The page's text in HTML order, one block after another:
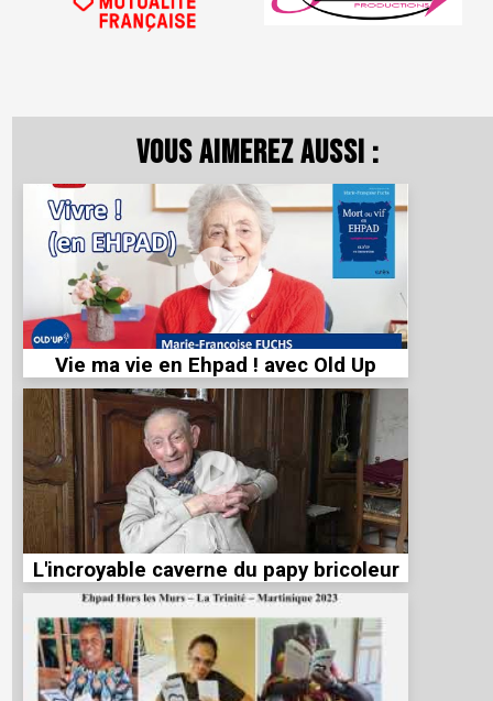
Vous aimerez aussi :
Vie ma vie en Ehpad ! avec Old Up
L'incroyable caverne du papy bricoleur